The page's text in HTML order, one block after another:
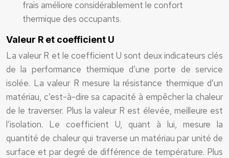
frais améliore considérablement le confort
thermique des occupants.
Valeur R et coefficient U
La valeur R et le coefficient U sont deux indicateurs clés
de la performance thermique d’une porte de service
isolée. La valeur R mesure la résistance thermique d’un
matériau, c’est-à-dire sa capacité à empêcher la chaleur
de le traverser. Plus la valeur R est élevée, meilleure est
l’isolation. Le coefficient U, quant à lui, mesure la
quantité de chaleur qui traverse un matériau par unité de
surface et par degré de différence de température. Plus